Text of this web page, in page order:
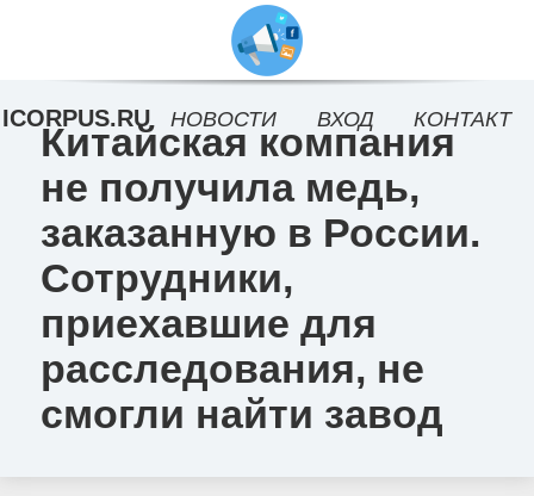
Китайская компания
не получила медь,
заказанную в России.
Сотрудники,
приехавшие для
расследования, не
смогли найти завод
ICORPUS.RU НОВОСТИ ВХОД КОНТАКТ